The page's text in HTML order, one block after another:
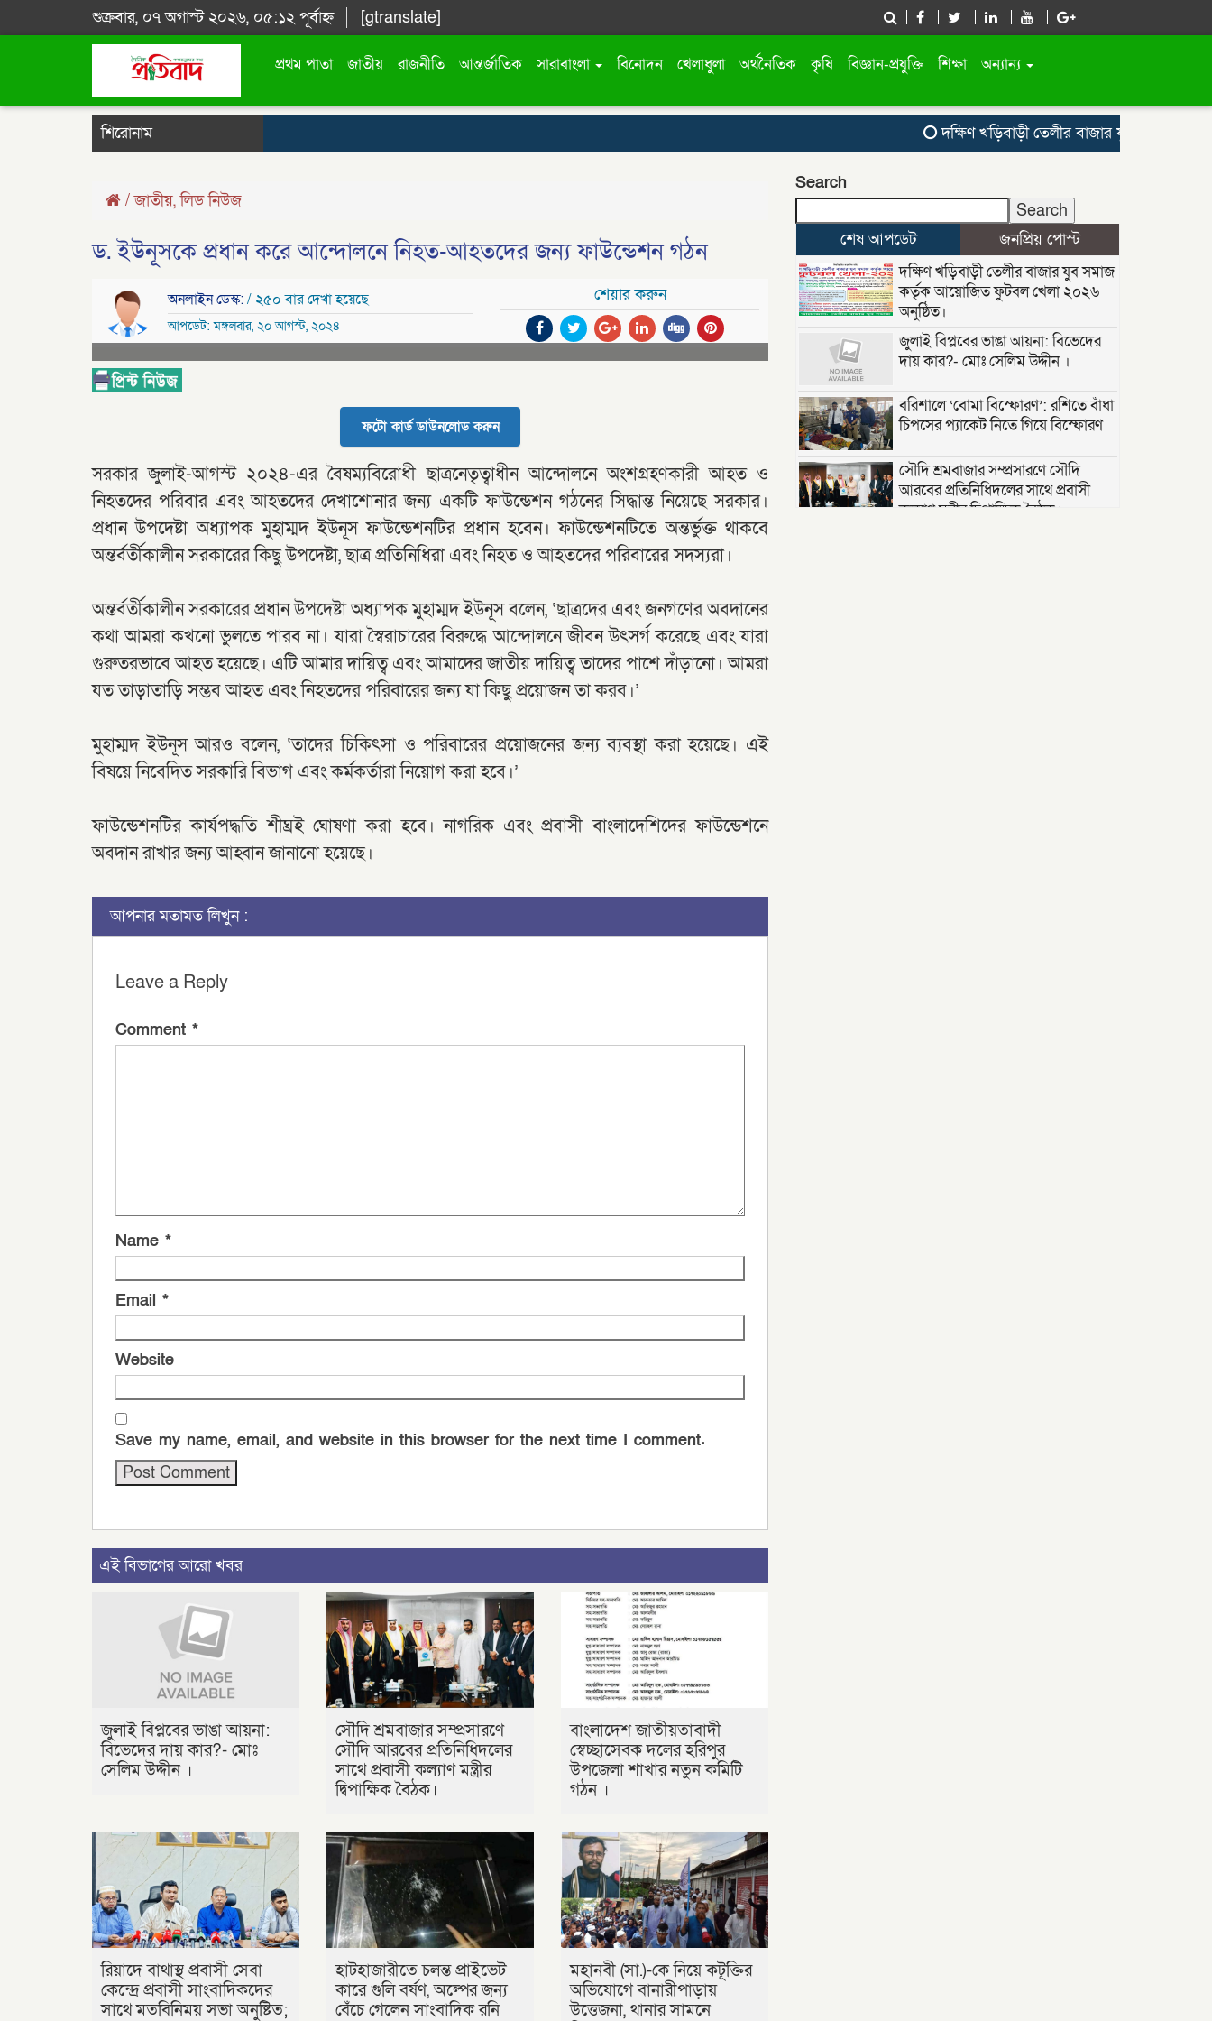
শুক্রবার, ০৭ অগাস্ট ২০২৬, ০৫:১২ পূর্বাহ্ন [gtranslate]
প্রথম পাতা জাতীয় রাজনীতি আন্তর্জাতিক সারাবাংলা বিনোদন খেলাধুলা অর্থনৈতিক কৃষি বিজ্ঞান-প্রযুক্তি শিক্ষা অন্যান্য
শিরোনাম দক্ষিণ খড়িবাড়ী তেলীর বাজার যুব সমাজ
/জাতীয়,লিড নিউজ
ড. ইউনূসকে প্রধান করে আন্দোলনে নিহত-আহতদের জন্য ফাউন্ডেশন গঠন
অনলাইন ডেস্ক:/ ২৫০ বার দেখা হয়েছে
আপডেট: মঙ্গলবার, ২০ আগস্ট, ২০২৪
শেয়ার করুন
ফটো কার্ড ডাউনলোড করুন
সরকার জুলাই-আগস্ট ২০২৪-এর বৈষম্যবিরোধী ছাত্রনেতৃত্বাধীন আন্দোলনে অংশগ্রহণকারী আহত ও
নিহতদের পরিবার এবং আহতদের দেখাশোনার জন্য একটি ফাউন্ডেশন গঠনের সিদ্ধান্ত নিয়েছে সরকার।
প্রধান উপদেষ্টা অধ্যাপক মুহাম্মদ ইউনূস ফাউন্ডেশনটির প্রধান হবেন। ফাউন্ডেশনটিতে অন্তর্ভুক্ত থাকবে
অন্তর্বর্তীকালীন সরকারের কিছু উপদেষ্টা, ছাত্র প্রতিনিধিরা এবং নিহত ও আহতদের পরিবারের সদস্যরা।
অন্তর্বর্তীকালীন সরকারের প্রধান উপদেষ্টা অধ্যাপক মুহাম্মদ ইউনূস বলেন, ‘ছাত্রদের এবং জনগণের অবদানের
কথা আমরা কখনো ভুলতে পারব না। যারা স্বৈরাচারের বিরুদ্ধে আন্দোলনে জীবন উৎসর্গ করেছে এবং যারা
গুরুতরভাবে আহত হয়েছে। এটি আমার দায়িত্ব এবং আমাদের জাতীয় দায়িত্ব তাদের পাশে দাঁড়ানো। আমরা
যত তাড়াতাড়ি সম্ভব আহত এবং নিহতদের পরিবারের জন্য যা কিছু প্রয়োজন তা করব।’
মুহাম্মদ ইউনূস আরও বলেন, ‘তাদের চিকিৎসা ও পরিবারের প্রয়োজনের জন্য ব্যবস্থা করা হয়েছে। এই
বিষয়ে নিবেদিত সরকারি বিভাগ এবং কর্মকর্তারা নিয়োগ করা হবে।’
ফাউন্ডেশনটির কার্যপদ্ধতি শীঘ্রই ঘোষণা করা হবে। নাগরিক এবং প্রবাসী বাংলাদেশিদের ফাউন্ডেশনে
অবদান রাখার জন্য আহ্বান জানানো হয়েছে।
আপনার মতামত লিখুন :
Leave a Reply
Comment *
Name *
Email *
Website
Save my name, email, and website in this browser for the next time I comment.
এই বিভাগের আরো খবর
জুলাই বিপ্লবের ভাঙা আয়না:
বিভেদের দায় কার?- মোঃ
সেলিম উদ্দীন ।
সৌদি শ্রমবাজার সম্প্রসারণে
সৌদি আরবের প্রতিনিধিদলের
সাথে প্রবাসী কল্যাণ মন্ত্রীর
দ্বিপাক্ষিক বৈঠক।
বাংলাদেশ জাতীয়তাবাদী
স্বেচ্ছাসেবক দলের হরিপুর
উপজেলা শাখার নতুন কমিটি
গঠন ।
রিয়াদে বাথাস্থ প্রবাসী সেবা
কেন্দ্রে প্রবাসী সাংবাদিকদের
সাথে মতবিনিময় সভা অনুষ্টিত;
হাটহাজারীতে চলন্ত প্রাইভেট
কারে গুলি বর্ষণ, অল্পের জন্য
বেঁচে গেলেন সাংবাদিক রনি
মহানবী (সা.)-কে নিয়ে কটূক্তির
অভিযোগে বানারীপাড়ায়
উত্তেজনা, থানার সামনে
Search
Search
শেষ আপডেট
জনপ্রিয় পোস্ট
দক্ষিণ খড়িবাড়ী তেলীর বাজার যুব সমাজ
কর্তৃক আয়োজিত ফুটবল খেলা ২০২৬
অনুষ্ঠিত।
জুলাই বিপ্লবের ভাঙা আয়না: বিভেদের
দায় কার?- মোঃ সেলিম উদ্দীন ।
বরিশালে ‘বোমা বিস্ফোরণ’: রশিতে বাঁধা
চিপসের প্যাকেট নিতে গিয়ে বিস্ফোরণ
সৌদি শ্রমবাজার সম্প্রসারণে সৌদি
আরবের প্রতিনিধিদলের সাথে প্রবাসী
কল্যাণ মন্ত্রীর দ্বিপাক্ষিক বৈঠক।